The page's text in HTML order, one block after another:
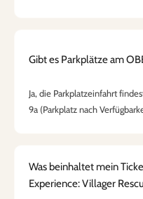
Gibt es Parkplätze am
Ja, die Parkplatzeinfahrt
9a (Parkplatz nach
Was beinhaltet mein
Experience: Villager